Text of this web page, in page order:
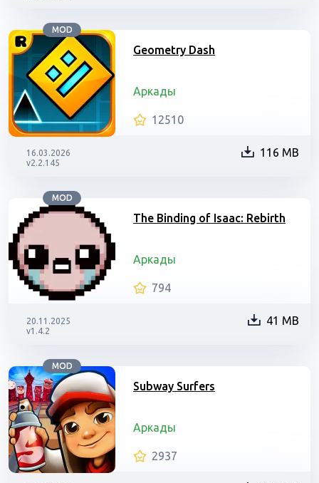
MOD
Geometry Dash
Аркады
12510
16.03.2026
v2.2.145
116 MB
MOD
The Binding of Isaac: Rebirth
Аркады
794
20.11.2025
v1.4.2
41 MB
MOD
Subway Surfers
Аркады
2937